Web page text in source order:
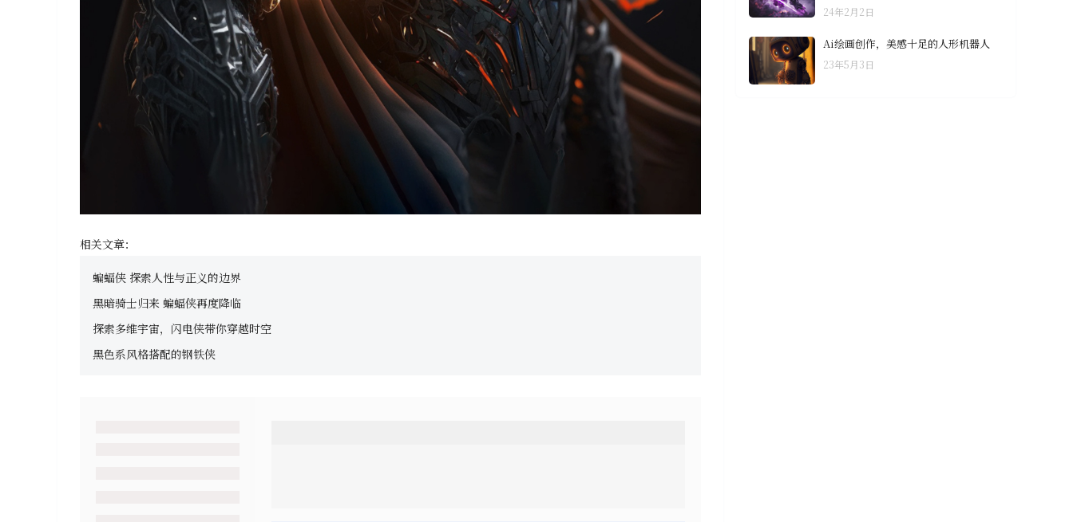
相关文章：
蝙蝠侠 探索人性与正义的边界
黑暗骑士归来 蝙蝠侠再度降临
探索多维宇宙，闪电侠带你穿越时空
黑色系风格搭配的钢铁侠
24年2月2日
Ai绘画创作，美感十足的人形机器人
23年5月3日